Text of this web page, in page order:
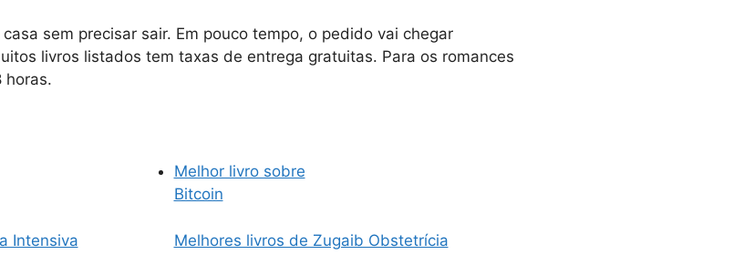
sem precisar sair. Em pouco tempo, o pedido vai chegar
livros listados tem taxas de entrega gratuitas. Para os romances
horas.
Melhor livro sobre
Bitcoin
Intensiva Melhores livros de Zugaib Obstetrícia